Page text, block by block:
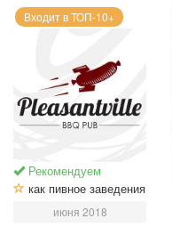
Входит в ТОП-10+
Рекомендуем
как пивное заведения
июня 2018